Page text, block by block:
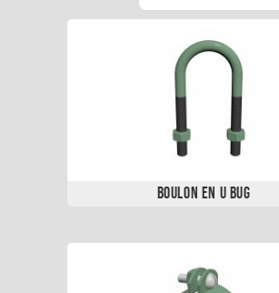
Boulon en U BUG